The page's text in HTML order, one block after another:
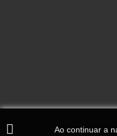
Ao continuar a